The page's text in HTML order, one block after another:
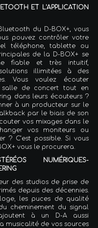
ET L'APPLICATION
du D-BOX+, vous
pouvez contrôler votre
téléphone, tablette ou
de la D-BOX+ se
fiable et très intuitif,
illimitées à des
Vous voulez écouter
salle de concert tout en
dans leurs écouteurs ?
à un producteur sur le
par le biais de son
vos mixages dans le
vos moniteurs ou
? C’est possible. Si vous
vous le procurera.
NUMÉRIQUES-
des studios de prise de
depuis des décennies.
les puces de qualité
cheminement du signal
à un D-A aussi
musicalité de vos sources